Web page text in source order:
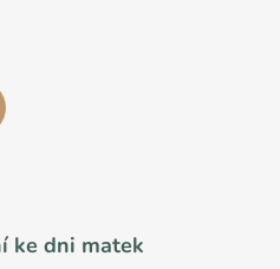
ke dni matek